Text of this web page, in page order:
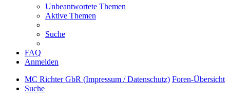
Unbeantwortete Themen
Aktive Themen
Suche
FAQ
Anmelden
MC Richter GbR (Impressum / Datenschutz) Foren-Übersicht
Suche